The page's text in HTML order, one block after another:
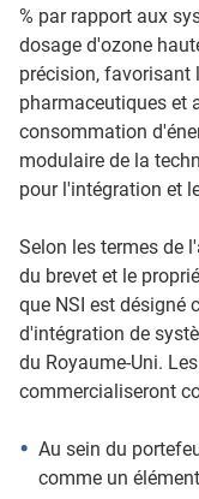
% par rapport aux
dosage d'ozone
précision, favorisant
pharmaceutiques et
consommation
modulaire de la
pour l'intégration et
Selon les termes de
du brevet et le
que NSI est désigné
d'intégration de
du Royaume-Uni.
commercialiseront
­Au sein du
comme un